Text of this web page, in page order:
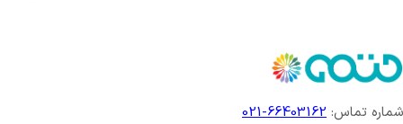
شماره تماس: 66403162-021